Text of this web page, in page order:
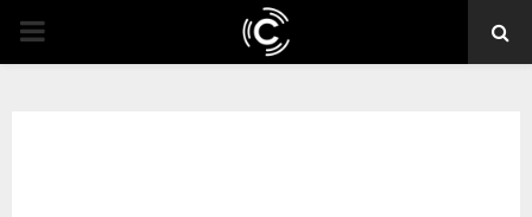
PRIMARY